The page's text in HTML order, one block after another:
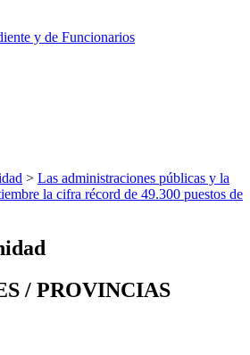
y de Funcionarios
> Las administraciones públicas y la
la cifra récord de 49.300 puestos de
/ PROVINCIAS